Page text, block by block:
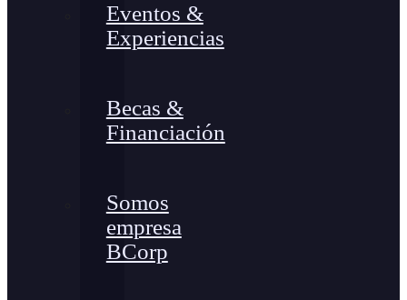
Eventos &
Experiencias
Becas &
Financiación
Somos
empresa
BCorp